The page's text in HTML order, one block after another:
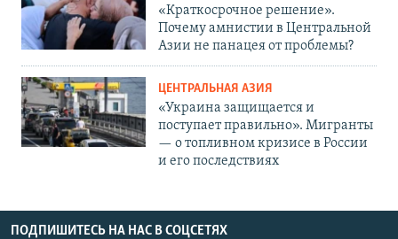
«Краткосрочное решение».
Почему амнистии в Центральной
Азии не панацея от проблемы?
ЦЕНТРАЛЬНАЯ АЗИЯ
«Украина защищается и
поступает правильно». Мигранты
— о топливном кризисе в России
и его последствиях
ПОДПИШИТЕСЬ НА НАС В СОЦСЕТЯХ